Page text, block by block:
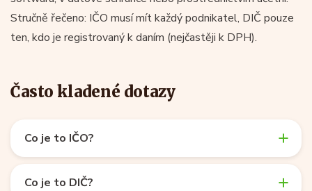
Stručně řečeno: IČO musí mít každý podnikatel, DIČ pouze
ten, kdo je registrovaný k daním (nejčastěji k DPH).
Často kladené dotazy
Co je to IČO?
Co je to DIČ?